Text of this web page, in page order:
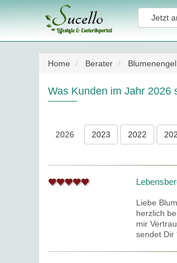
Jetzt
Home Berater Blumenengel
Was Kunden im Jahr 2026
2026 2023 2022
Liebe
herzlich
mir
sendet Dir